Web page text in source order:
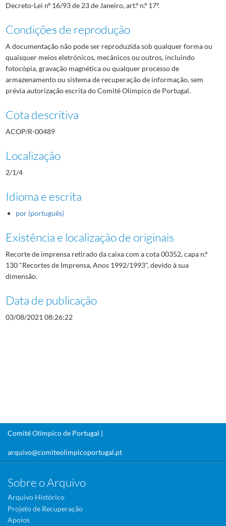
Decreto-Lei nº 16/93 de 23 de Janeiro, art.º n.º 17º.
Condições de reprodução
A documentação não pode ser reproduzida sob qualquer forma ou
quaisquer meios eletrónicos, mecânicos ou outros, incluindo
fotocópia, gravação magnética ou qualquer processo de
armazenamento ou sistema de recuperação de informação, sem
prévia autorização escrita do Comité Olímpico de Portugal.
Cota descritiva
ACOP/R-00489
Localização
2/1/4
Idioma e escrita
por (português)
Existência e localização de originais
Recorte de imprensa retirado da caixa com a cota 00352, capa n.º
130 "Recortes de Imprensa, Anos 1992/1993", devido à sua
dimensão.
Data de publicação
03/08/2021 08:26:22
Comité Olímpico de Portugal |
arquivo@comiteolimpicoportugal.pt
Sobre o Arquivo
Arquivo Histórico
Projeto de Recuperação
Apoios